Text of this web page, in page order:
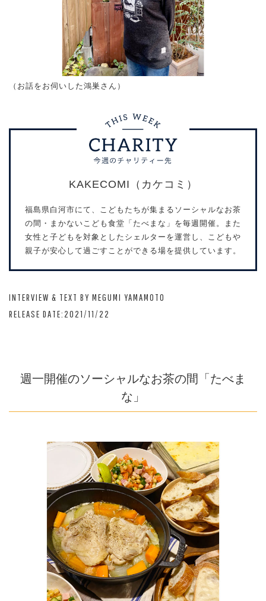
（お話をお伺いした鴻巣さん）
KAKECOMI（カケコミ）
福島県白河市にて、こどもたちが集まるソーシャルなお茶
の間・まかないこども食堂「たべまな」を毎週開催。また
女性と子どもを対象としたシェルターを運営し、こどもや
親子が安心して過ごすことができる場を提供しています。
INTERVIEW & TEXT BY MEGUMI YAMAMOTO
RELEASE DATE:2021/11/22
週一開催のソーシャルなお茶の間「たべま
な」